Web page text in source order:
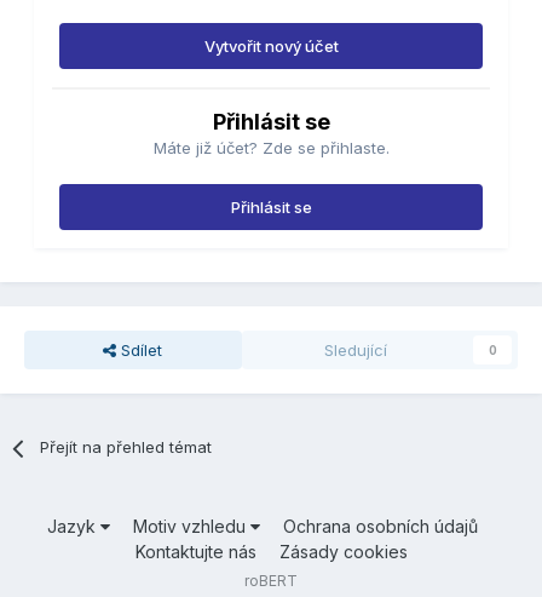
Vytvořit nový účet
Přihlásit se
Máte již účet? Zde se přihlaste.
Přihlásit se
Sdílet Sledující 0
Přejít na přehled témat
Jazyk Motiv vzhledu
Ochrana osobních údajů
Kontaktujte nás
Zásady cookies
roBERT